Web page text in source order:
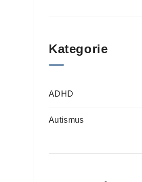
Kategorie
ADHD
Autismus